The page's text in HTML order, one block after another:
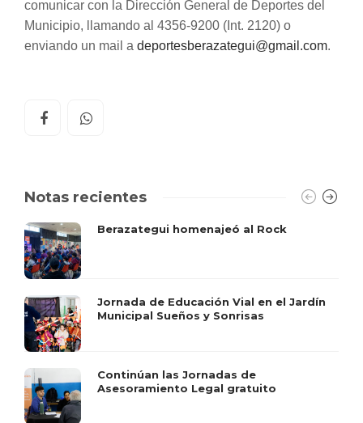
comunicar con la Dirección General de Deportes del
Municipio, llamando al 4356-9200 (Int. 2120) o
enviando un mail a deportesberazategui@gmail.com.
Notas recientes
Berazategui homenajeó al Rock
Jornada de Educación Vial en el Jardín
Municipal Sueños y Sonrisas
Continúan las Jornadas de
Asesoramiento Legal gratuito